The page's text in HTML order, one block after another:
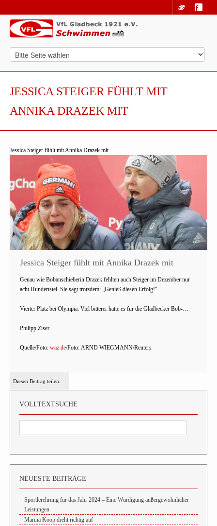
JESSICA STEIGER FÜHLT MIT
ANNIKA DRAZEK MIT
Jessica Steiger fühlt mit Annika Drazek mit
Jessica Steiger fühlt mit Annika Drazek mit
Genau wie Bobanschieberin Drazek fehlten auch Steiger im Dezember nur
acht Hundertstel. Sie sagt trotzdem: „Genieß diesen Erfolg!“
Vierter Platz bei Olympia: Viel bitterer hätte es für die Gladbecker Bob-…
Philipp Ziser
Quelle/Foto: waz.de/Foto: ARND WIEGMANN/Reuters
Diesen Beitrag teilen:
VOLLTEXTSUCHE
NEUESTE BEITRÄGE
Sportlerehrung für das Jahr 2024 – Eine Würdigung außergewöhnlicher
Leistungen
Marina Koop dreht richtig auf